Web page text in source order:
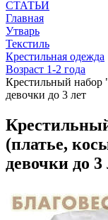
СТАТЬИ
Главная
Утварь
Текстиль
Крестильная одежда
Возраст 1-2 года
Крестильный набор
девочки до 3 лет
(платье,
девочки до 3